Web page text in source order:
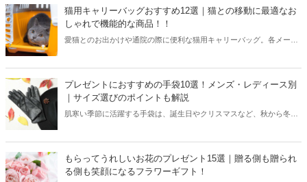
価格もさまざまなので、相手の好みや贈るシチュエーションを考慮し
ながら選んでみてください。あの人にぴったりなシャンパンがきっと
見つかりますよ。
猫用キャリーバッグおすすめ12選｜猫との移動に最適なお
しゃれで機能的な商品！！
愛猫とのお出かけや通院の際に便利な猫用キャリーバッグ。各メーカ
ぐれた使い勝手の良い商品を集めました。猫ちゃんとの時間がもっと
楽しくなるお気に入りの猫用キャリーバッグがきっと見つかります
よ。
プレゼントにおすすめの手袋10選！メンズ・レディース別
｜サイズ選びのポイントも解説
肌寒い季節に活躍する手袋は、誕生日やクリスマスなど、秋から冬に
ントについても解説します。男性向け・女性向けのすべての商品を、
上質感のあるブランドから厳選しているのでぜひ参考にしてください
ね。
もらってうれしいお花のプレゼント15選｜贈る側も贈られ
る側も笑顔になるフラワーギフト！